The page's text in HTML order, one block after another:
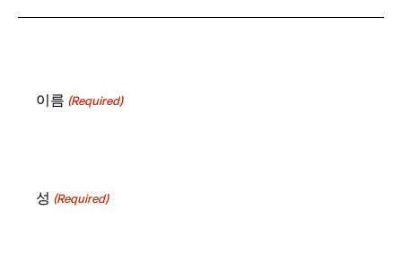
이름 (Required)
성 (Required)